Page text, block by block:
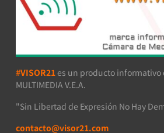
#VISOR21 es un producto informativo
MULTIMEDIA V.E.A.
"Sin Libertad de Expresión No Hay
contacto@visor21.com